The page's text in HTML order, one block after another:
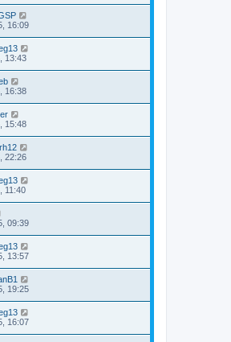
16:09
13:43
16:38
15:48
22:26
11:40
09:39
13:57
19:25
16:07